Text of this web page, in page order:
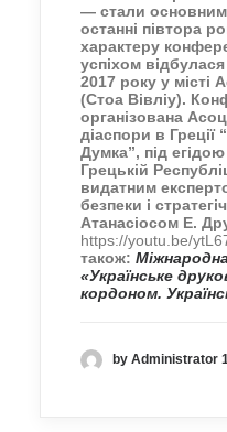
— стали
останні півтора
характеру
успіхом
2017 року у місті
(Стоа Вівліу).
організована
діаспори в Греції
Думка”, під
Грецькій
видатним
безпеки і
Атанасіосом Е.
https://youtu.be/
також:
«Українське
кордоном.
by Administrator